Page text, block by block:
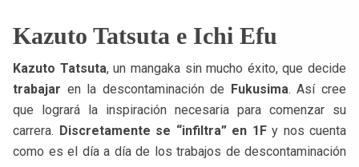
Kazuto Tatsuta e Ichi Efu
Kazuto Tatsuta, un mangaka sin mucho éxito, que decide
trabajar en la descontaminación de Fukusima. Así cree
que logrará la inspiración necesaria para comenzar su
carrera. Discretamente se “infiltra” en 1Fy nos cuenta
como es el día a día de los trabajos de descontaminación